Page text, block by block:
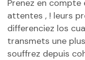
Prenez en
attentes , ! leurs
differenciez los
transmets une
souffrez depuis